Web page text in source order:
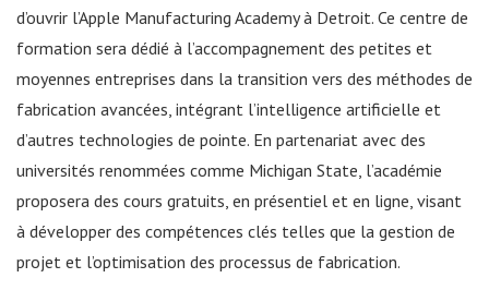
d’ouvrir l’Apple Manufacturing Academy à Detroit. Ce centre de
formation sera dédié à l’accompagnement des petites et
moyennes entreprises dans la transition vers des méthodes de
fabrication avancées, intégrant l’intelligence artificielle et
d’autres technologies de pointe. En partenariat avec des
universités renommées comme Michigan State, l’académie
proposera des cours gratuits, en présentiel et en ligne, visant
à développer des compétences clés telles que la gestion de
projet et l’optimisation des processus de fabrication.